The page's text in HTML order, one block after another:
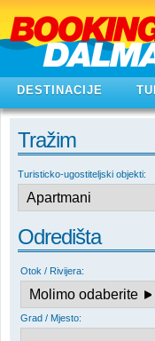
DESTINACIJE
Tražim
Turisticko-ugostiteljski objekti:
Odredišta
Otok / Rivijera:
Grad / Mjesto: